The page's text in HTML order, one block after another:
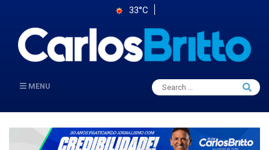
33°C
MENU
Search
for:
Search